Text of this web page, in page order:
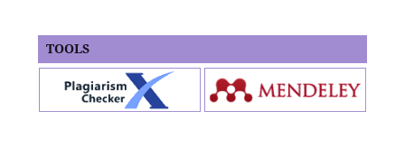
TOOLS